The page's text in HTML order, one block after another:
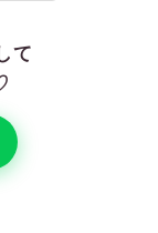
て